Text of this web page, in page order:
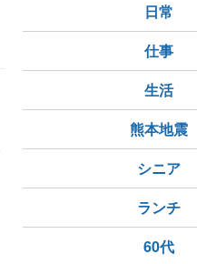
日常
仕事
生活
熊本地震
シニア
ランチ
60代